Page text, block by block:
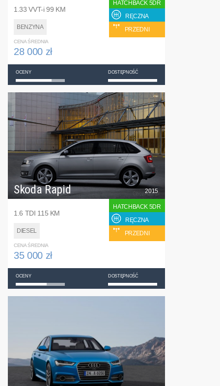
1.33 VVT-i 99 KM
BENZYNA
HATCHBACK 5DR
RĘCZNA
PRZEDNI
CENA ŚREDNIA
28 000 zł
OCENY DOSTĘPNOŚĆ
Skoda Rapid
1.6 TDI 115 KM
DIESEL
2015
HATCHBACK 5DR
RĘCZNA
PRZEDNI
CENA ŚREDNIA
35 000 zł
OCENY DOSTĘPNOŚĆ